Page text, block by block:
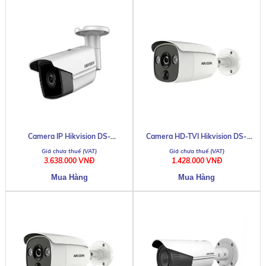
Camera IP Hikvision DS-
2CD2T43G0-I8
3.638.000 VNĐ
Camera HD-TVI Hikvision DS-
2CE12H0T-PIRL
1.428.000 VNĐ